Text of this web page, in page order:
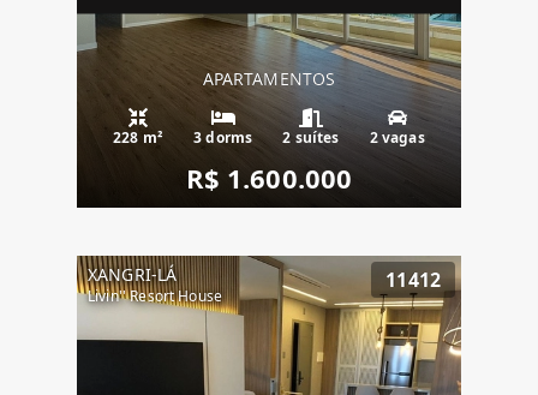
APARTAMENTOS
228 m² 3 dorms 2 suítes 2 vagas
R$ 1.600.000
XANGRI-LÁ
Livin'' Resort House
11412